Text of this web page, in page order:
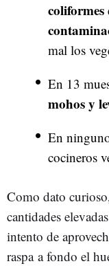
coliformes
mal los
En 13
mohos y
En
cocineros
Como dato
cantidades
intento de
raspa a fondo el